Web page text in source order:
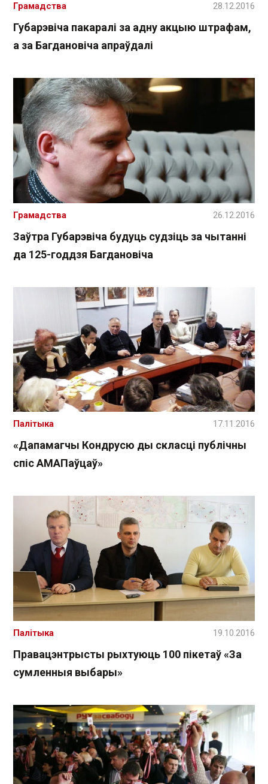
Губарэвіча пакаралі за адну акцыю штрафам,
а за Багдановіча апраўдалі
Грамадства 28.12.2016
Заўтра Губарэвіча будуць судзіць за чытанні
да 125-годдзя Багдановіча
Грамадства 26.12.2016
«Дапамагчы Кондрусю ды скласці публічны
спіс АМАПаўцаў»
Палітыка 17.11.2016
Правацэнтрысты рыхтуюць 100 пікетаў «За
сумленныя выбары»
Палітыка 19.10.2016